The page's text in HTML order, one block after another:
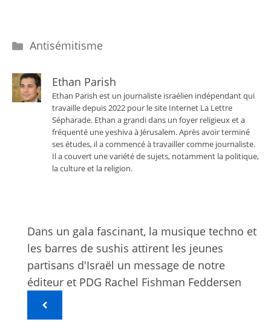
Catégories
Antisémitisme
Ethan Parish
Ethan Parish est un journaliste israélien indépendant qui
travaille depuis 2022 pour le site Internet La Lettre
Sépharade. Ethan a grandi dans un foyer religieux et a
fréquenté une yeshiva à Jérusalem. Après avoir terminé
ses études, il a commencé à travailler comme journaliste.
Il a couvert une variété de sujets, notamment la politique,
la culture et la religion.
Dans un gala fascinant, la musique techno et
les barres de sushis attirent les jeunes
partisans d'Israël un message de notre
éditeur et PDG Rachel Fishman Feddersen